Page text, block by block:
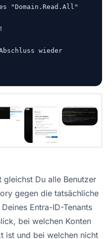
"Domain.Read.All"
wieder
Du alle Benutzer
gegen die tatsächliche
Entra-ID-Tenants
bei welchen Konten
ist und bei welchen nicht